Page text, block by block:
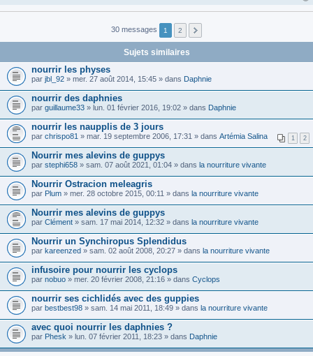
30 messages 1 2
Sujets similaires
nourrir les physes
par jbl_92 » mer. 27 août 2014, 15:45 » dans Daphnie
nourrir des daphnies
par guillaume33 » lun. 01 février 2016, 19:02 » dans Daphnie
nourrir les naupplis de 3 jours
1 2
par chrispo81 » mar. 19 septembre 2006, 17:31 » dans Artémia Salina
Nourrir mes alevins de guppys
par stephi658 » sam. 07 août 2021, 01:04 » dans la nourriture vivante
Nourrir Ostracion meleagris
par Plum » mer. 28 octobre 2015, 00:11 » dans la nourriture vivante
Nourrir mes alevins de guppys
par Clément » sam. 17 mai 2014, 12:32 » dans la nourriture vivante
Nourrir un Synchiropus Splendidus
par kareenzed » sam. 02 août 2008, 20:27 » dans la nourriture vivante
infusoire pour nourrir les cyclops
par nobuo » mer. 20 février 2008, 21:16 » dans Cyclops
nourrir ses cichlidés avec des guppies
par bestbest98 » sam. 14 mai 2011, 18:49 » dans la nourriture vivante
avec quoi nourrir les daphnies ?
par Phesk » lun. 07 février 2011, 18:23 » dans Daphnie